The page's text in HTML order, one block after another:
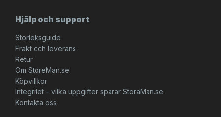
Hjälp och support
Storleksguide
Frakt och leverans
Retur
Om StoreMan.se
Köpvillkor
Integritet – vilka uppgifter sparar StoraMan.se
Kontakta oss